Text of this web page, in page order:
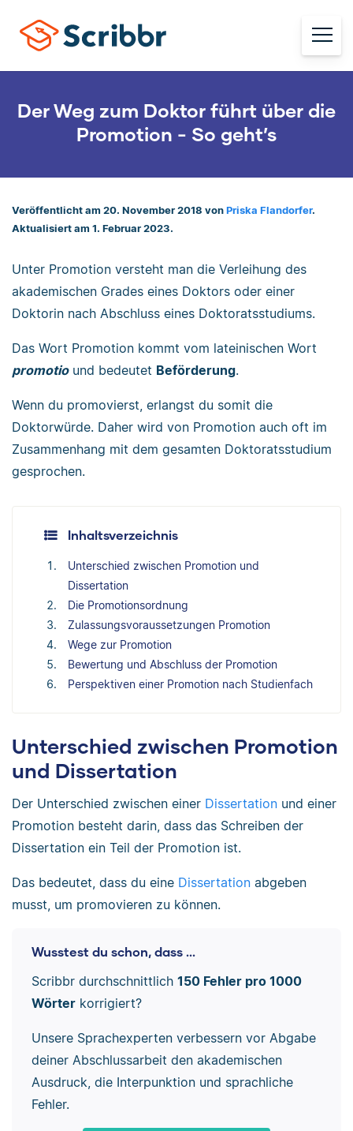
Der Weg zum Doktor führt über die
Promotion - So geht’s
Veröffentlicht am 20. November 2018 von Priska Flandorfer.
Aktualisiert am 1. Februar 2023.
Unter Promotion versteht man die Verleihung des
akademischen Grades eines Doktors oder einer
Doktorin nach Abschluss eines Doktoratsstudiums.
Das Wort Promotion kommt vom lateinischen Wort
promotiound bedeutet Beförderung.
Wenn du promovierst, erlangst du somit die
Doktorwürde. Daher wird von Promotion auch oft im
Zusammenhang mit dem gesamten Doktoratsstudium
gesprochen.
Inhaltsverzeichnis
Unterschied zwischen Promotion und
Dissertation
Die Promotionsordnung
Zulassungsvoraussetzungen Promotion
Wege zur Promotion
Bewertung und Abschluss der Promotion
Perspektiven einer Promotion nach Studienfach
Unterschied zwischen Promotion
und Dissertation
Der Unterschied zwischen einer Dissertation und einer
Promotion besteht darin, dass das Schreiben der
Dissertation ein Teil der Promotion ist.
Das bedeutet, dass du eine Dissertation abgeben
musst, um promovieren zu können.
Wusstest du schon, dass ...
Scribbr durchschnittlich 150 Fehler pro 1000
Wörterkorrigiert?
Unsere Sprachexperten verbessern vor Abgabe
deiner Abschlussarbeit den akademischen
Ausdruck, die Interpunktion und sprachliche
Fehler.